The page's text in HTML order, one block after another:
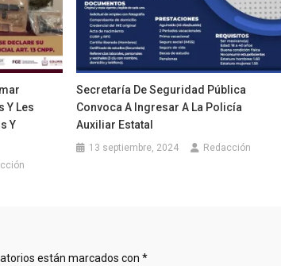
Y Les
Y
Secretaría De Seguridad Pública
Convoca A Ingresar A La Policía
Auxiliar Estatal
13 septiembre, 2024 Redacción
están marcados con *